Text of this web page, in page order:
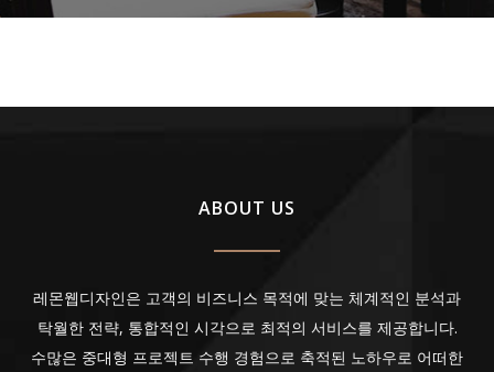
ABOUT US
레몬웹디자인은 고객의 비즈니스 목적에 맞는 체계적인 분석과
탁월한 전략, 통합적인 시각으로 최적의 서비스를 제공합니다.
수많은 중대형 프로젝트 수행 경험으로 축적된 노하우로 어떠한